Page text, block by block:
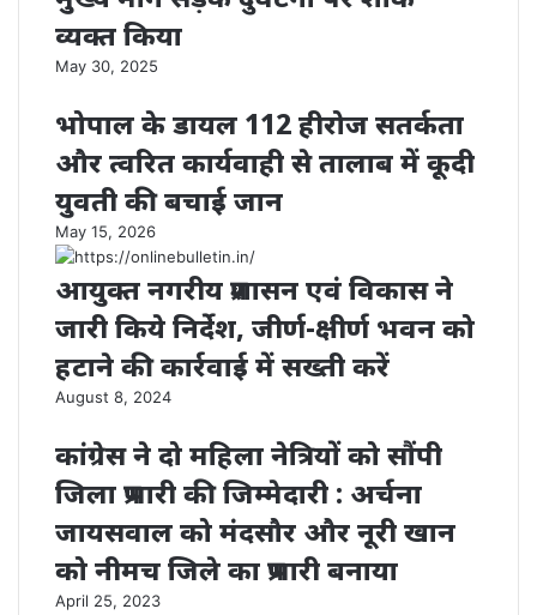
व्यक्त किया
May 30, 2025
भोपाल के डायल 112 हीरोज सतर्कता
और त्वरित कार्यवाही से तालाब में कूदी
युवती की बचाई जान
May 15, 2026
आयुक्त नगरीय प्रशासन एवं विकास ने
जारी किये निर्देश, जीर्ण-क्षीर्ण भवन को
हटाने की कार्रवाई में सख्ती करें
August 8, 2024
कांग्रेस ने दो महिला नेत्रियों को सौंपी
जिला प्रभारी की जिम्मेदारी : अर्चना
जायसवाल को मंदसौर और नूरी खान
को नीमच जिले का प्रभारी बनाया
April 25, 2023